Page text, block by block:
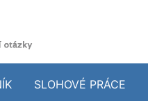
SLOHOVÉ PRÁCE